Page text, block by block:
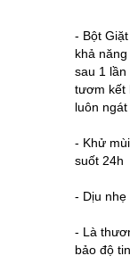
- Bột
khả
sau 1 lần
tươm kết
luôn
- Khử
suốt 24h
- Dịu
- Là
bảo độ